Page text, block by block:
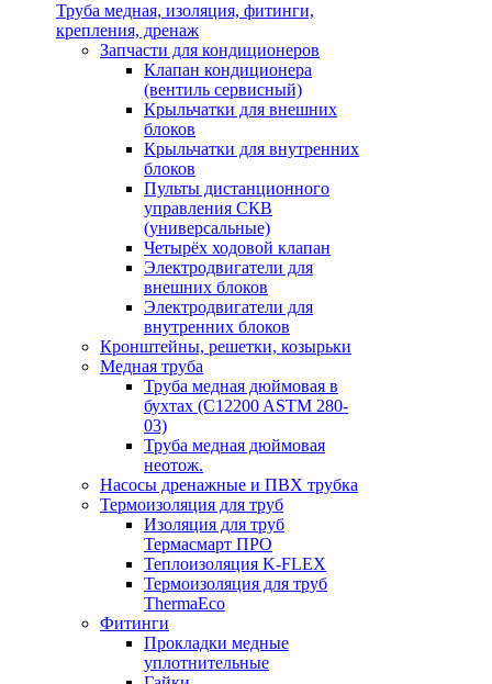
Труба медная, изоляция, фитинги,
крепления, дренаж
Запчасти для кондиционеров
Клапан кондиционера
(вентиль сервисный)
Крыльчатки для внешних
блоков
Крыльчатки для внутренних
блоков
Пульты дистанционного
управления СКВ
(универсальные)
Четырёх ходовой клапан
Электродвигатели для
внешних блоков
Электродвигатели для
внутренних блоков
Кронштейны, решетки, козырьки
Медная труба
Труба медная дюймовая в
бухтах (C12200 ASTM 280-
03)
Труба медная дюймовая
неотож.
Насосы дренажные и ПВХ трубка
Термоизоляция для труб
Изоляция для труб
Термасмарт ПРО
Теплоизоляция K-FLEX
Термоизоляция для труб
ThermaEco
Фитинги
Прокладки медные
уплотнительные